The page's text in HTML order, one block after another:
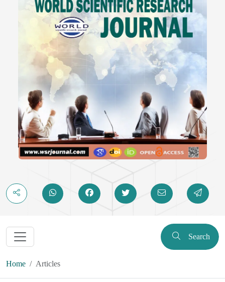
Search
Home Articles